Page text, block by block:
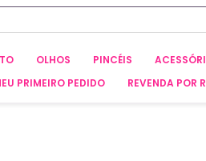
OLHOS PINCÉIS
PRIMEIRO PEDIDO REVENDA POR